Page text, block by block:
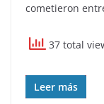
cometieron
37 total
Leer más